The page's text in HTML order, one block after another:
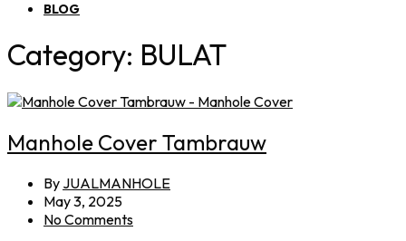
BLOG
Category: BULAT
Manhole Cover Tambrauw
By JUALMANHOLE
May 3, 2025
No Comments